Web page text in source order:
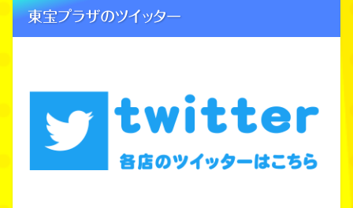
東宝プラザのツイッター